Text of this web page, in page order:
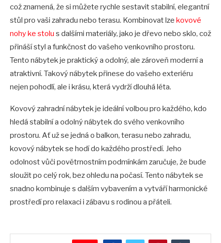
což znamená, že si můžete rychle sestavit stabilní, elegantní
stůl pro vaši zahradu nebo terasu. Kombinovat lze kovové
nohy ke stolu s dalšími materiály, jako je dřevo nebo sklo, což
přináší styl a funkčnost do vašeho venkovního prostoru.
Tento nábytek je praktický a odolný, ale zároveň moderní a
atraktivní. Takový nábytek přinese do vašeho exteriéru
nejen pohodlí, ale i krásu, která vydrží dlouhá léta.
Kovový zahradní nábytek je ideální volbou pro každého, kdo
hledá stabilní a odolný nábytek do svého venkovního
prostoru. Ať už se jedná o balkon, terasu nebo zahradu,
kovový nábytek se hodí do každého prostředí. Jeho
odolnost vůči povětrnostním podmínkám zaručuje, že bude
sloužit po celý rok, bez ohledu na počasí. Tento nábytek se
snadno kombinuje s dalším vybavením a vytváří harmonické
prostředí pro relaxaci i zábavu s rodinou a přáteli.